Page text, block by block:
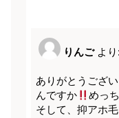
りんご より:
ありがとうござ
んですか
めっ
そして、抑アホ